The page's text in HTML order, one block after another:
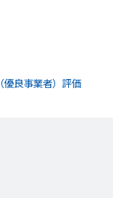
優良事業者）評価